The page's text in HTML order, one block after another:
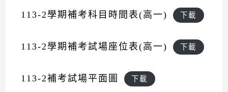
113-2學期補考科目時間表(高一) 下載
113-2學期補考試場座位表(高一) 下載
113-2補考試場平面圖 下載